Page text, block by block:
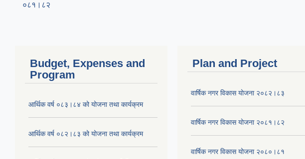
०८१।८२
Budget, Expenses and
Program
आर्थिक वर्ष ०८३।८४ को योजना तथा कार्यक्रम
आर्थिक वर्ष ०८२।८३ को योजना तथा कार्यक्रम
Plan and Project
वार्षिक नगर विकास योजना २०८२।८३
वार्षिक नगर विकास योजना २०८१।८२
वार्षिक नगर विकास योजना २०८०।८१